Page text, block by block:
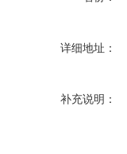
详细地址：
补充说明：